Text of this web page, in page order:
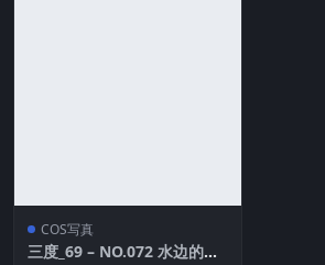
COS写真
三度_69 – NO.072 水边的阿